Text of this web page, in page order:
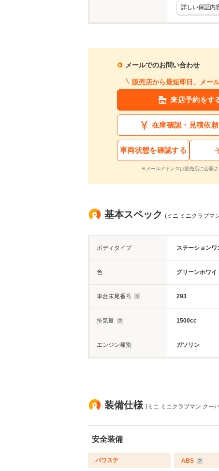
詳しい保証内
メールでのお問い合わせ
販売店から最短即日、メー
来店予約をす
在庫確認・見積依
車両状態を確認する
※メールアドレスは販売店に公開さ
基本スペック (ミニ ミニクラブマ
ボディタイプ ステーションワ
色 グリーンホワイ
車台末尾番号 293
排気量 1500cc
エンジン種別 ガソリン
装備仕様 (ミニ ミニクラブマン クー
安全装備
パワステ ABS